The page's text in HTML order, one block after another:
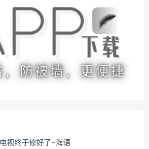
电视终于修好了~海语